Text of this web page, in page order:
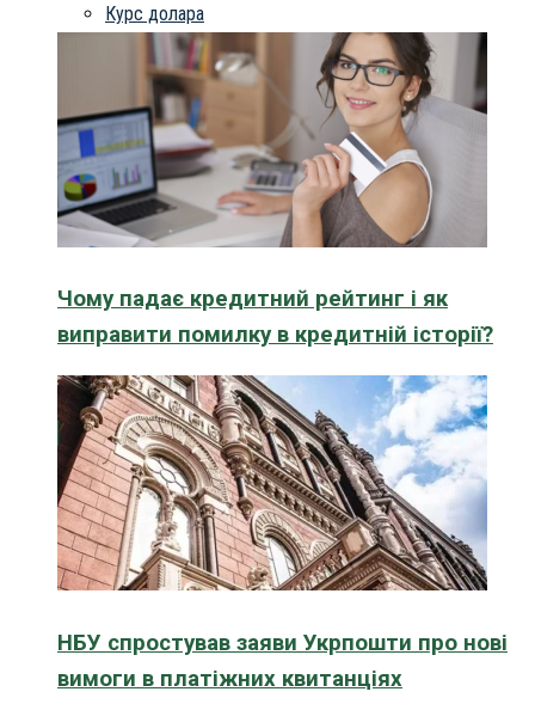
Курс долара
Чому падає кредитний рейтинг і як
виправити помилку в кредитній історії?
НБУ спростував заяви Укрпошти про нові
вимоги в платіжних квитанціях